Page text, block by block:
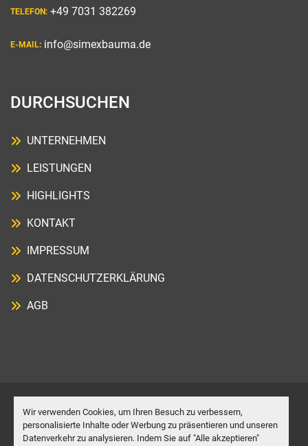
Wir verwenden Cookies, um Ihren Besuch zu verbessern,
personalisierte Inhalte oder Werbung zu präsentieren und unseren
Datenverkehr zu analysieren. Indem Sie auf "Alle akzeptieren"
TELEFON: +49 7031 382269
E-MAIL: info@simexbauma.de
DURCHSUCHEN
UNTERNEHMEN
LEISTUNGEN
HIGHLIGHTS
KONTAKT
IMPRESSUM
DATENSCHUTZERKLÄRUNG
AGB
Cookie-Einstellungen